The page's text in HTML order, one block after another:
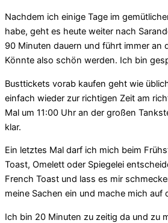
Nachdem ich einige Tage im
habe, geht es heute weiter nach
90 Minuten dauern und führt immer an
Könnte also schön werden. Ich bin
Busttickets vorab kaufen geht wie
einfach wieder zur richtigen Zeit am
Mal um 11:00 Uhr an der großen
klar.
Ein letztes Mal darf ich mich beim
Toast, Omelett oder Spiegelei
French Toast und lass es mir
meine Sachen ein und mache mich auf
Ich bin 20 Minuten zu zeitig da und zu